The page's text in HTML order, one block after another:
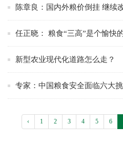
陈章良：国内外粮价倒挂 继续
任正晓： 粮食“三高”是个愉快
新型农业现代化道路怎么走？
专家：中国粮食安全面临六大
‹ 1 2 3 4 5 6